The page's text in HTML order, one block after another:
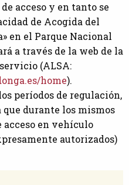
acceso y en tanto se
de Acogida del
en el Parque Nacional
a través de la web de la
(ALSA:
home).
períodos de regulación,
durante los mismos
en vehículo
autorizados)